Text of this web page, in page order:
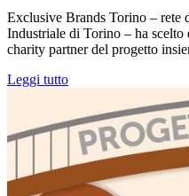
Exclusive Brands Torino – rete
Industriale di Torino – ha scelto
charity partner del progetto
Leggi tutto